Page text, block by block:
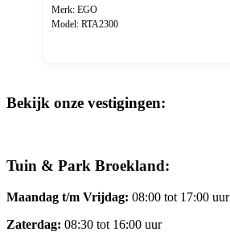
Merk: EGO
Model: RTA2300
Bekijk onze vestigingen:
Tuin & Park Broekland:
Maandag t/m Vrijdag: 08:00 tot 17:00 uur
Zaterdag: 08:30 tot 16:00 uur